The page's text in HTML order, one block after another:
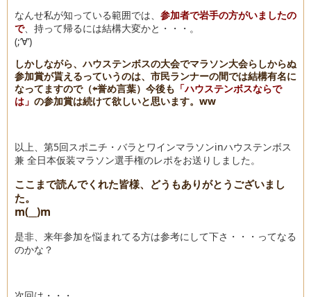
なんせ私が知っている範囲では、 参加者で岩手の方がいましたの
で、持って帰るには結構大変かと・・・。
(;’∀’)
しかしながら、ハウステンボスの大会でマラソン大会らしからぬ
参加賞が貰えるっていうのは、市民ランナーの間では結構有名に
なってますので（⇦誉め言葉）今後も 「ハウステンボスならで
は」 の参加賞は続けて欲しいと思います。ww
以上、第5回スポニチ・バラとワインマラソンinハウステンボス
兼 全日本仮装マラソン選手権のレポをお送りしました。
ここまで読んでくれた皆様、どうもありがとうございまし
た。
m(__)m
是非、来年参加を悩まれてる方は参考にして下さ・・・ってなる
のかな？